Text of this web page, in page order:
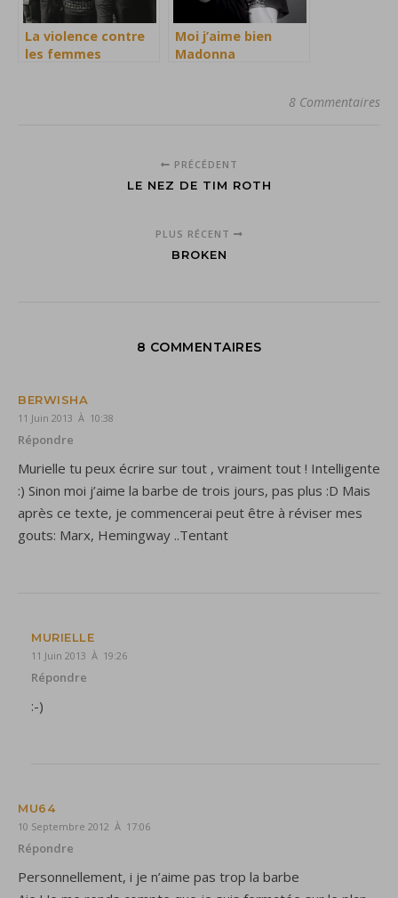
La violence contre
les femmes
Moi j’aime bien
Madonna
8 Commentaires
PRÉCÉDENT
LE NEZ DE TIM ROTH
PLUS RÉCENT
BROKEN
8 COMMENTAIRES
BERWISHA
11 Juin 2013 À 10:38
Répondre
Murielle tu peux écrire sur tout , vraiment tout ! Intelligente
:) Sinon moi j’aime la barbe de trois jours, pas plus :D Mais
après ce texte, je commencerai peut être à réviser mes
gouts: Marx, Hemingway ..Tentant
MURIELLE
11 Juin 2013 À 19:26
Répondre
:-)
MU64
10 Septembre 2012 À 17:06
Répondre
Personnellement, i je n’aime pas trop la barbe